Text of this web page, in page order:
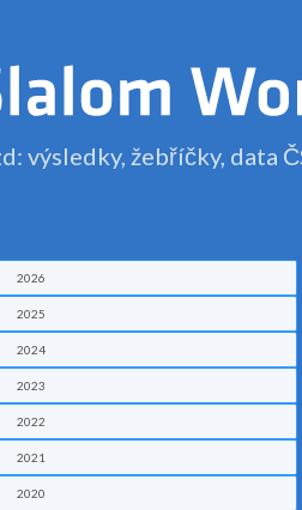
výsledky, žebříčky, data
2026
2025
2024
2023
2022
2021
2020